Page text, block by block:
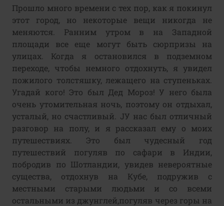
Прошло много времени с тех пор, как я покинул
этот город, но некоторые вещи никогда не
меняются. Ранним утром в на Западной
площади все еще могут быть сюрпризы на
улицах. Когда я остановился в подземном
переходе, чтобы немного отдохнуть, я увидел
пожилого толстяшку, лежащего на ступеньках.
Угадай кого! Это был Дед Мороз! У него была
очень утомительная ночь, поэтому он отдыхал,
усталый, но счастливый. JУ нас был отличный
разговор на полу, и я рассказал ему о моих
путешествиях. Это был чудесный год
путешествий погуляв по сафари в Индии,
побродив по Шотландии, увидев невероятные
существа, отдохнув на Кубе, подружив с
местными старыми людьми и со всеми
остальными из джунглей,погуляв через горы на